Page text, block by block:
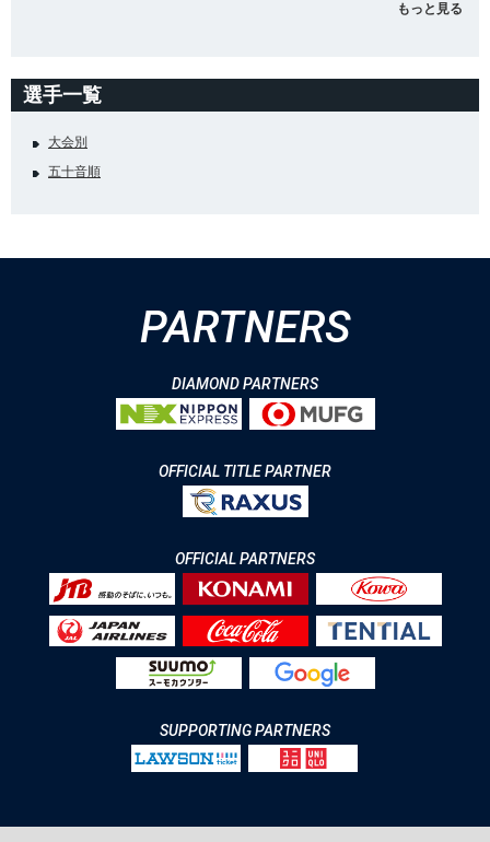
もっと見る
選手一覧
大会別
五十音順
PARTNERS
DIAMOND PARTNERS
OFFICIAL TITLE PARTNER
OFFICIAL PARTNERS
SUPPORTING PARTNERS